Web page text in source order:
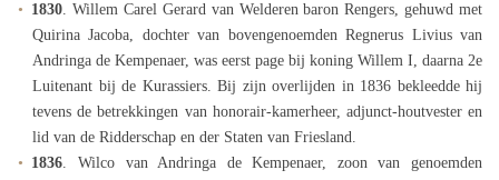
1830. Willem Carel Gerard van Welderen baron Rengers, gehuwd met
Quirina Jacoba, dochter van bovengenoemden Regnerus Livius van
Andringa de Kempenaer, was eerst page bij koning Willem I, daarna 2e
Luitenant bij de Kurassiers. Bij zijn overlijden in 1836 bekleedde hij
tevens de betrekkingen van honorair-kamerheer, adjunct-houtvester en
lid van de Ridderschap en der Staten van Friesland.
1836. Wilco van Andringa de Kempenaer, zoon van genoemden